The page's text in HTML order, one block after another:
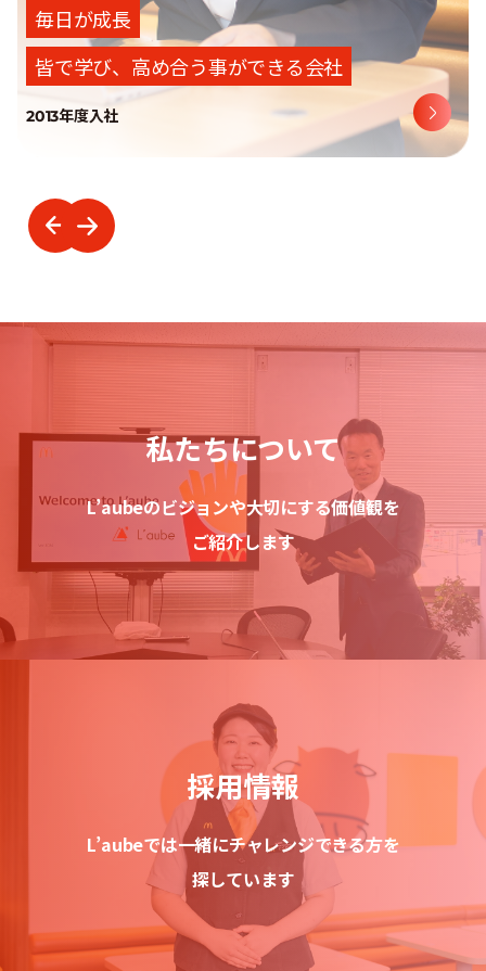
毎日が成長
皆で学び、高め合う事ができる会社
2013年度入社
私たちについて
L’aubeのビジョンや大切にする価値観を
ご紹介します
採用情報
L’aubeでは一緒にチャレンジできる方を
探しています